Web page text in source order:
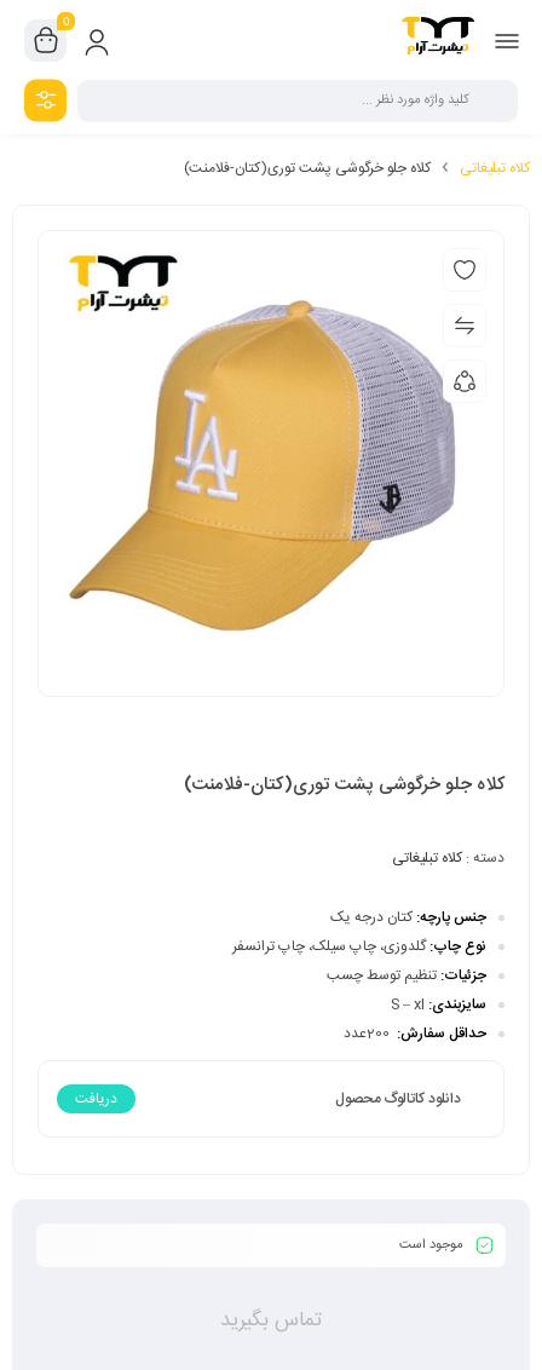
0
کلاه تبلیغاتی کلاه جلو خرگوشی پشت توری(کتان-فلامنت)
کلاه جلو خرگوشی پشت توری(کتان-فلامنت)
دسته :کلاه تبلیغاتی
جنس پارچه:کتان درجه یک
نوع چاپ:گلدوزی، چاپ سیلک، چاپ ترانسفر
جزئیات: تنظیم توسط چسب
سایزبندی:
حداقل سفارش:
دانلود کاتالوگ محصول دریافت
موجود است
تماس بگیرید